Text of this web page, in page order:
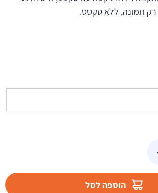
הוספה לסל
תמונה, ללא טקסט.